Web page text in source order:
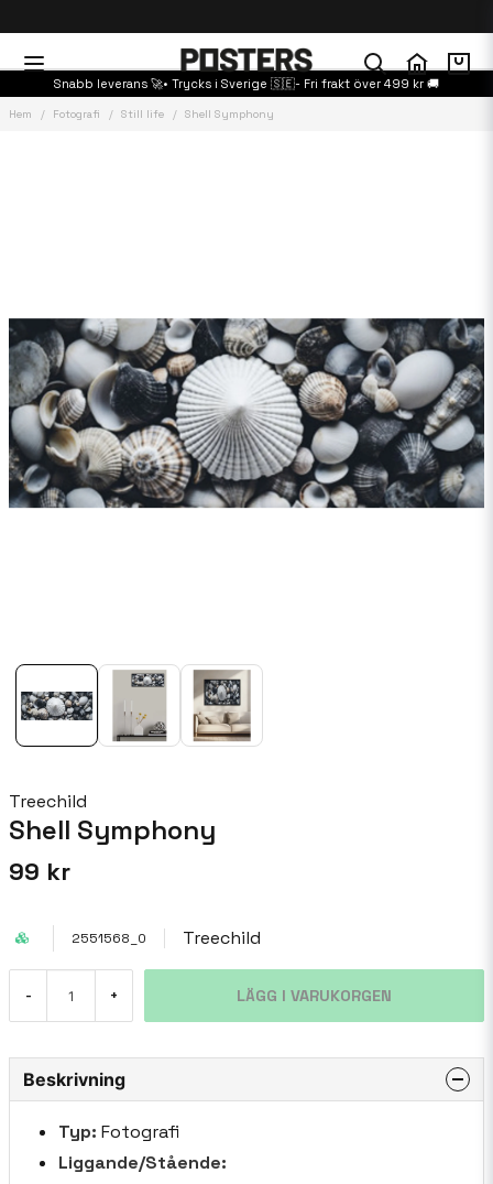
Snabb leverans 🚀• Trycks i Sverige 🇸🇪- Fri frakt över 499 kr 🚚
Hem Fotografi Still life Shell Symphony
Treechild
Shell Symphony
99 kr
2551568_0 Treechild
- + LÄGG I VARUKORGEN
Beskrivning
Typ: Fotografi
Liggande/Stående: